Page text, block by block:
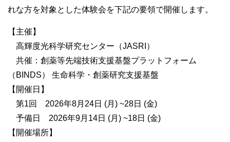
れな方を対象とした体験会を下記の要領で開催します。
【主催】
高輝度光科学研究センター（JASRI）
共催：創薬等先端技術支援基盤プラットフォーム
（BINDS） 生命科学・創薬研究支援基盤
【開催日】
第1回 2026年8月24日 (月) ~28日 (金)
予備日 2026年9月14日 (月) ~18日 (金)
【開催場所】